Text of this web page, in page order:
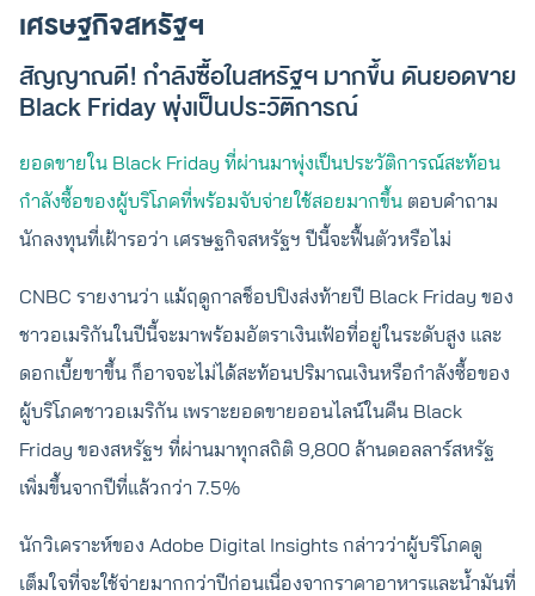
เศรษฐกิจสหรัฐฯ
สัญญาณดี! กำลังซื้อในสหรัฐฯ มากขึ้น ดันยอดขาย
Black Friday พุ่งเป็นประวัติการณ์
ยอดขายใน Black Friday ที่ผ่านมาพุ่งเป็นประวัติการณ์สะท้อน
กำลังซื้อของผู้บริโภคที่พร้อมจับจ่ายใช้สอยมากขึ้น ตอบคำถาม
นักลงทุนที่เฝ้ารอว่า เศรษฐกิจสหรัฐฯ ปีนี้จะฟื้นตัวหรือไม่
CNBC รายงานว่า แม้ฤดูกาลช็อปปิงส่งท้ายปี Black Friday ของ
ชาวอเมริกันในปีนี้จะมาพร้อมอัตราเงินเฟ้อที่อยู่ในระดับสูง และ
ดอกเบี้ยขาขึ้น ก็อาจจะไม่ได้สะท้อนปริมาณเงินหรือกำลังซื้อของ
ผู้บริโภคชาวอเมริกัน เพราะยอดขายออนไลน์ในคืน Black
Friday ของสหรัฐฯ ที่ผ่านมาทุกสถิติ 9,800 ล้านดอลลาร์สหรัฐ
เพิ่มขึ้นจากปีที่แล้วกว่า 7.5%
นักวิเคราะห์ของ Adobe Digital Insights กล่าวว่าผู้บริโภคดู
เต็มใจที่จะใช้จ่ายมากกว่าปีก่อนเนื่องจากราคาอาหารและน้ำมันที่